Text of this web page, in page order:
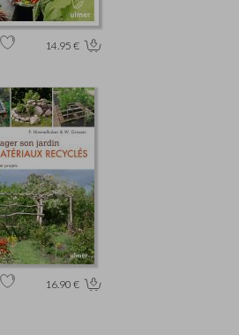
14.95 €
16.90 €